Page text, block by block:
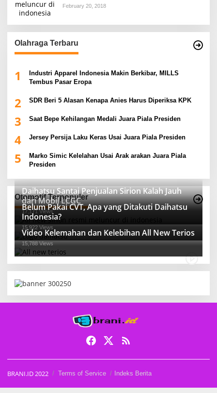
February 20, 2018
Olahraga Terbaru
1
Industri Apparel Indonesia Makin Berkibar, MILLS
Tembus Pasar Eropa
2 SDR Beri 5 Alasan Kenapa Anies Harus Diperiksa KPK
3 Saat Bepe Kehilangan Medali Juara Piala Presiden
4 Jersey Persija Laku Keras Usai Juara Piala Presiden
5
Marko Simic Kelelahan Usai Arak arakan Juara Piala
Presiden
Otomotif Terpopuler
Daihatsu Santai Penjualan Sirion Kalah Jauh
dari Mobil LCGC
17,171 Views
Belum Pakai CVT, Apa yang Ditakuti Daihatsu
Indonesia?
15,922 Views
Video Kelemahan dan Kelebihan All New Terios
15,788 Views
BRANI.ID 2022 Terms of Service Indeks Berita